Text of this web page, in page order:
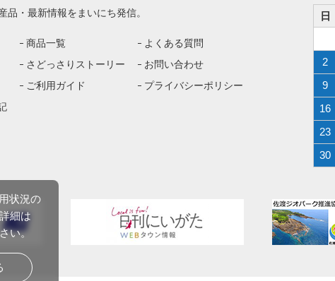
品・最新情報をまいにち発信。
商品一覧
さどっさりストーリー
ご利用ガイド
よくある質問
お問い合わせ
プライバシーポリシー
日
2
9
16
23
30
状況の
細は
い。